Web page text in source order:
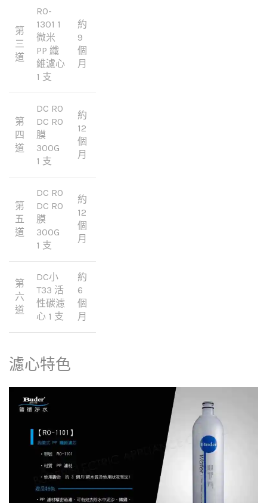
第
三
道
RO-
1301 1
微米
PP 纖
維濾心
1 支
約
9
個
月
第
四
道
DC RO
DC RO
膜
300G
1 支
約
12
個
月
第
五
道
DC RO
DC RO
膜
300G
1 支
約
12
個
月
第
六
道
DC小
T33 活
性碳濾
心 1 支
約
6
個
月
濾心特色